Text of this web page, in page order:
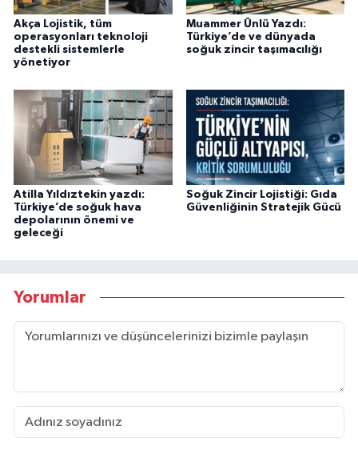
Akça Lojistik, tüm
operasyonları teknoloji
destekli sistemlerle
yönetiyor
Muammer Ünlü Yazdı:
Türkiye’de ve dünyada
soğuk zincir taşımacılığı
Atilla Yıldıztekin yazdı:
Türkiye’de soğuk hava
depolarının önemi ve
geleceği
Soğuk Zincir Lojistiği: Gıda
Güvenliğinin Stratejik Gücü
Yorumlar